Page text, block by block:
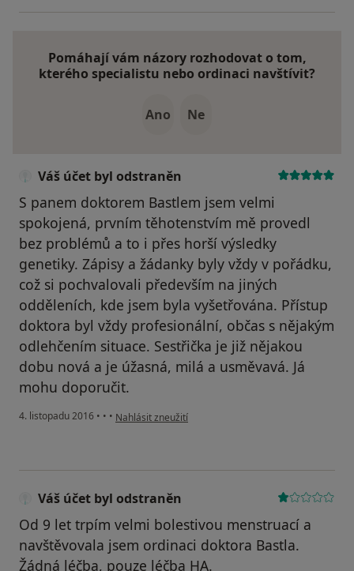
Pomáhají vám názory rozhodovat o tom,
kterého specialistu nebo ordinaci navštívit?
Ano Ne
Váš účet byl odstraněn
S panem doktorem Bastlem jsem velmi
spokojená, prvním těhotenstvím mě provedl
bez problémů a to i přes horší výsledky
genetiky. Zápisy a žádanky byly vždy v pořádku,
což si pochvalovali především na jiných
odděleních, kde jsem byla vyšetřována. Přístup
doktora byl vždy profesionální, občas s nějakým
odlehčením situace. Sestřička je již nějakou
dobu nová a je úžasná, milá a usměvavá. Já
mohu doporučit.
4. listopadu 2016 • • • podle názoru uživatele Váš účet byl odstraněn
Nahlásit zneužití
Váš účet byl odstraněn
Od 9 let trpím velmi bolestivou menstruací a
navštěvovala jsem ordinaci doktora Bastla.
Žádná léčba, pouze léčba HA.